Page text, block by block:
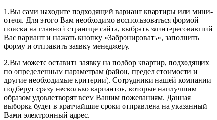
1.Вы сами находите подходящий вариант квартиры или мини-
отеля. Для этого Вам необходимо воспользоваться формой
поиска на главной странице сайта, выбрать заинтересовавший
Вас вариант и нажать кнопку «Забронировать», заполнить
форму и отправить заявку менеджеру.
2.Вы можете оставить заявку на подбор квартир, подходящих
по определенным параметрам (район, предел стоимости и
другие необходимые критерии). Сотрудники нашей компании
подберут сразу несколько вариантов, которые наилучшим
образом удовлетворят всем Вашим пожеланиям. Данная
выборка будет в кратчайшие сроки отправлена на указанный
Вами электронный адрес.